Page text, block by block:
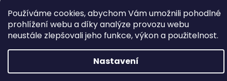
Používáme cookies, abychom Vám umožnili pohodlné
prohlížení webu a díky analýze provozu webu
neustále zlepšovali jeho funkce, výkon a použitelnost.
Nastavení
Copyright 2026Carton Cajon. Všechna práva vyhrazena.
Upravit nastavení cookies